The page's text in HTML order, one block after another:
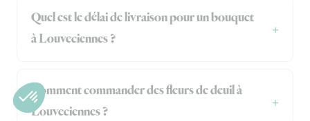
Quel est le délai de livraison pour un bouquet
à Louveciennes ?
Comment commander des fleurs de deuil à
Louveciennes ?